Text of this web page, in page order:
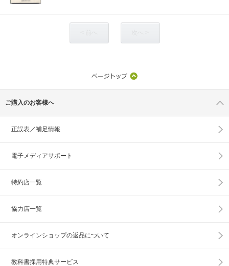
ご購入のお客様へ
正誤表／補足情報
電子メディアサポート
特約店一覧
協力店一覧
オンラインショップの返品について
教科書採用特典サービス